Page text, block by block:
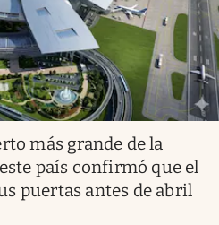
más grande de la
país confirmó que el
puertas antes de abril